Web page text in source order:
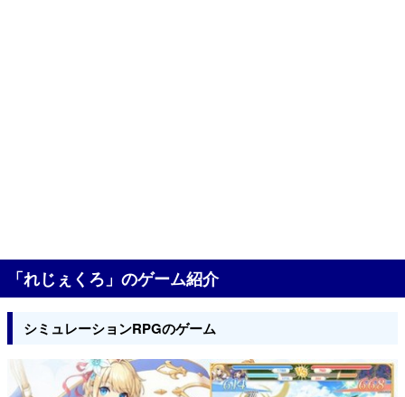
「れじぇくろ」のゲーム紹介
シミュレーションRPGのゲーム